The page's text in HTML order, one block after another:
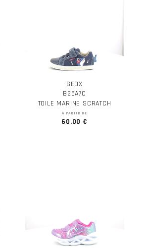
GEOX
B25A7C
TOILE MARINE SCRATCH
À PARTIR DE
60.00 €